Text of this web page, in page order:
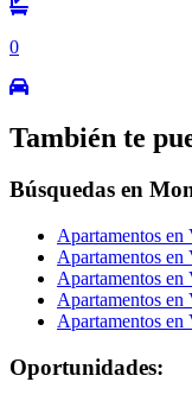
0
También te
Búsquedas en
Apartamentos en
Apartamentos en
Apartamentos en
Apartamentos en
Apartamentos
Oportunidades: